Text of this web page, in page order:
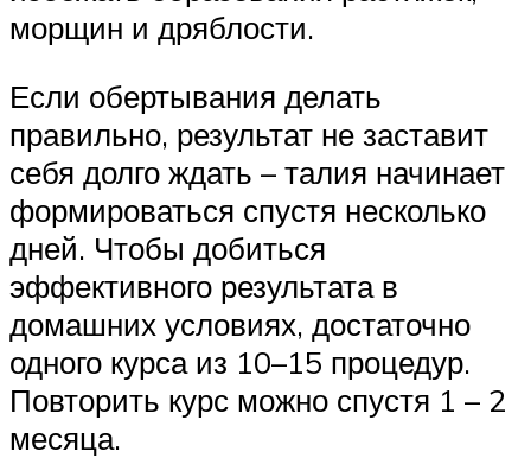
морщин и дряблости.
Если обертывания делать
правильно, результат не заставит
себя долго ждать – талия начинает
формироваться спустя несколько
дней. Чтобы добиться
эффективного результата в
домашних условиях, достаточно
одного курса из 10–15 процедур.
Повторить курс можно спустя 1 – 2
месяца.